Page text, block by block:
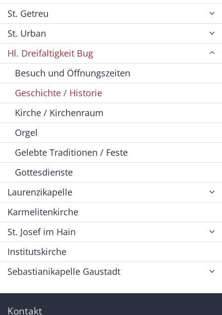
St. Getreu
St. Urban
Hl. Dreifaltigkeit Bug
Besuch und Öffnungszeiten
Geschichte / Historie
Kirche / Kirchenraum
Orgel
Gelebte Traditionen / Feste
Gottesdienste
Laurenzikapelle
Karmelitenkirche
St. Josef im Hain
Institutskirche
Sebastianikapelle Gaustadt
Kontakt